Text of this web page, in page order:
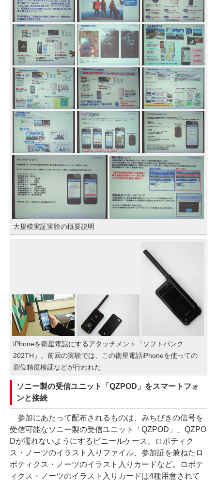
大規模実証実験の概要説明
iPhoneを衛星電話にするアタッチメント「ソフトバンク
202TH」。前回の実験では、この衛星電話iPhoneを使っての
測位精度検証などが行われた
ソニー製の受信ユニット「QZPOD」をスマートフォ
ンと接続
参加にあたって配布されるものは、みちびきの信号を
受信可能なソニー製の受信ユニット「QZPOD」、QZPO
Dが濡れないようにするビニールケース、ロボティク
ス・ノーツのイラスト入りファイル、参加証を兼ねたロ
ボティクス・ノーツのイラスト入りカードなど。ロボテ
ィクス・ノーツのイラスト入りカードは4種用意されて